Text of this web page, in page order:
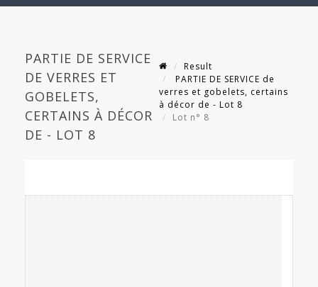
PARTIE DE SERVICE
DE VERRES ET
GOBELETS,
CERTAINS À DÉCOR
DE - LOT 8
Result
PARTIE DE SERVICE de
verres et gobelets, certains
à décor de - Lot 8
Lot n° 8